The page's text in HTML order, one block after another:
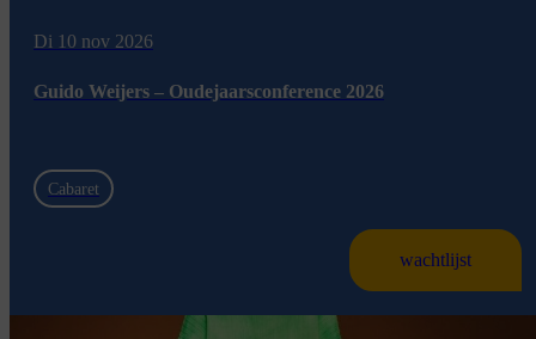
Di 10 nov 2026
Guido Weijers – Oudejaarsconference 2026
Cabaret
wachtlijst